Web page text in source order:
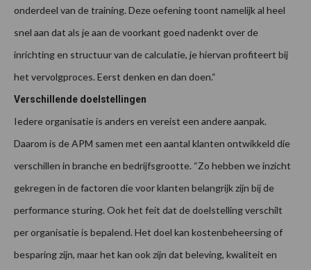
onderdeel van de training. Deze oefening toont namelijk al heel
snel aan dat als je aan de voorkant goed nadenkt over de
inrichting en structuur van de calculatie, je hiervan profiteert bij
het vervolgproces. Eerst denken en dan doen.“
Verschillende doelstellingen
Iedere organisatie is anders en vereist een andere aanpak.
Daarom is de APM samen met een aantal klanten ontwikkeld die
verschillen in branche en bedrijfsgrootte. “Zo hebben we inzicht
gekregen in de factoren die voor klanten belangrijk zijn bij de
performance sturing. Ook het feit dat de doelstelling verschilt
per organisatie is bepalend. Het doel kan kostenbeheersing of
besparing zijn, maar het kan ook zijn dat beleving, kwaliteit en